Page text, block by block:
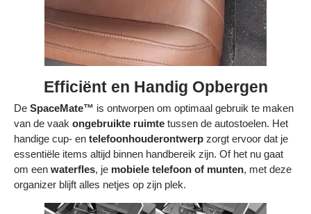
Efficiënt en Handig Opbergen
De SpaceMate™ is ontworpen om optimaal gebruik te maken
van de vaak ongebruikte ruimte tussen de autostoelen. Het
handige cup- en telefoonhouderontwerp zorgt ervoor dat je
essentiële items altijd binnen handbereik zijn. Of het nu gaat
om een waterfles, je mobiele telefoon of munten, met deze
organizer blijft alles netjes op zijn plek.